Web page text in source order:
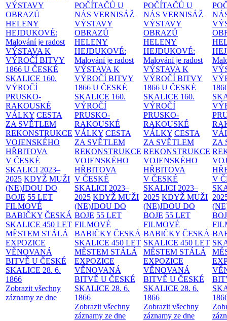
VÝSTAVY
OBRAZŮ
HELENY
HEJDUKOVÉ:
Malování je radost
VÝSTAVA K
VÝROČÍ BITVY
1866 U ČESKÉ
SKALICE 160.
VÝROČÍ
PRUSKO-
RAKOUSKÉ
VÁLKY CESTA
ZA SVĚTLEM
REKONSTRUKCE
VOJENSKÉHO
HŘBITOVA
V ČESKÉ
SKALICI 2023–
2025 KDYŽ MUŽI
(NE)JDOU DO
BOJE 55 LET
FILMOVÉ
BABIČKY ČESKÁ
SKALICE 450 LET
MĚSTEM STÁLÁ
EXPOZICE
VĚNOVANÁ
BITVĚ U ČESKÉ
SKALICE 28. 6.
1866
Zobrazit všechny
záznamy ze dne
POČÍTAČŮ U
NÁS VERNISÁŽ
VÝSTAVY
OBRAZŮ
HELENY
HEJDUKOVÉ:
Malování je radost
VÝSTAVA K
VÝROČÍ BITVY
1866 U ČESKÉ
SKALICE 160.
VÝROČÍ
PRUSKO-
RAKOUSKÉ
VÁLKY CESTA
ZA SVĚTLEM
REKONSTRUKCE
VOJENSKÉHO
HŘBITOVA
V ČESKÉ
SKALICI 2023–
2025 KDYŽ MUŽI
(NE)JDOU DO
BOJE 55 LET
FILMOVÉ
BABIČKY ČESKÁ
SKALICE 450 LET
MĚSTEM STÁLÁ
EXPOZICE
VĚNOVANÁ
BITVĚ U ČESKÉ
SKALICE 28. 6.
1866
Zobrazit všechny
záznamy ze dne
POČÍTAČŮ U
NÁS VERNISÁŽ
VÝSTAVY
OBRAZŮ
HELENY
HEJDUKOVÉ:
Malování je radost
VÝSTAVA K
VÝROČÍ BITVY
1866 U ČESKÉ
SKALICE 160.
VÝROČÍ
PRUSKO-
RAKOUSKÉ
VÁLKY CESTA
ZA SVĚTLEM
REKONSTRUKCE
VOJENSKÉHO
HŘBITOVA
V ČESKÉ
SKALICI 2023–
2025 KDYŽ MUŽI
(NE)JDOU DO
BOJE 55 LET
FILMOVÉ
BABIČKY ČESKÁ
SKALICE 450 LET
MĚSTEM STÁLÁ
EXPOZICE
VĚNOVANÁ
BITVĚ U ČESKÉ
SKALICE 28. 6.
1866
Zobrazit všechny
záznamy ze dne
ZA
V